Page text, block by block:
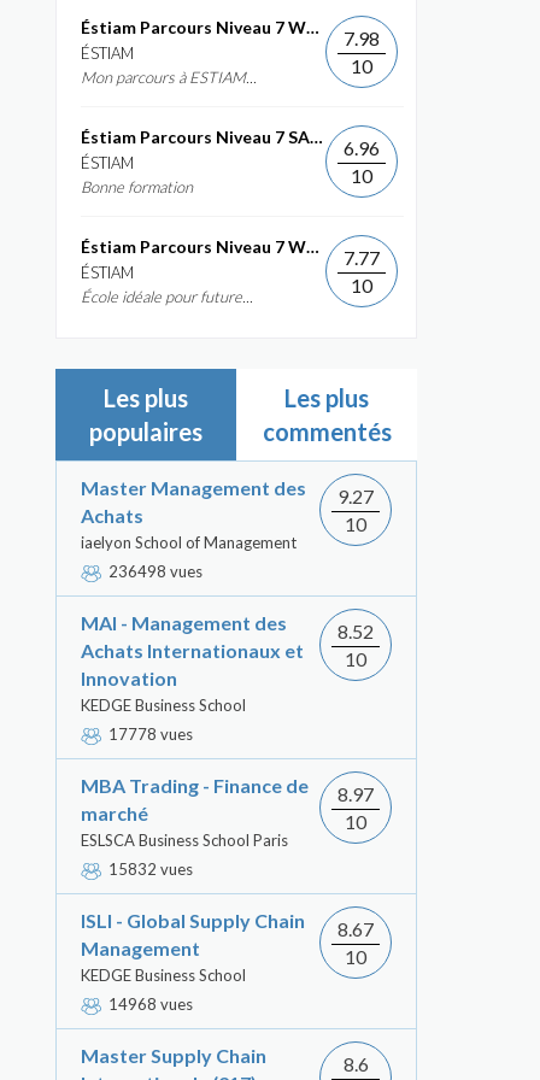
Éstiam Parcours Niveau 7 Web &...
ÉSTIAM
Mon parcours à ESTIAM...
7.98
10
Éstiam Parcours Niveau 7 SAP ERP...
ÉSTIAM
Bonne formation
6.96
10
Éstiam Parcours Niveau 7 Web &...
ÉSTIAM
École idéale pour future...
7.77
10
Les plus
populaires
Les plus
commentés
Master Management des
Achats
iaelyon School of Management
236498 vues
9.27
10
MAI - Management des
Achats Internationaux et
Innovation
KEDGE Business School
17778 vues
8.52
10
MBA Trading - Finance de
marché
ESLSCA Business School Paris
15832 vues
8.97
10
ISLI - Global Supply Chain
Management
KEDGE Business School
14968 vues
8.67
10
Master Supply Chain
8.6